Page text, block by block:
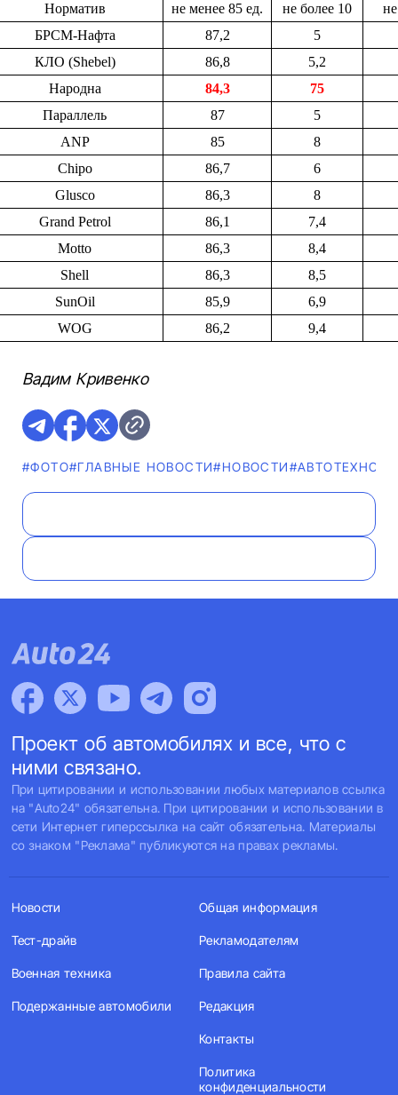
Норматив не менее 85 ед. не более 10
БРСМ-Нафта
87,2
5
КЛО (Shebel)
86,8
5,2
Народна
84,3 75
Параллель
87
5
ANP
85
8
Chipo
86,7
6
Glusco
86,3
8
Grand Petrol
86,1
7,4
Motto
86,3
8,4
Shell
86,3
8,5
SunOil
85,9
6,9
WOG
86,2 9,4
Вадим Кривенко
#ФОТО#ГЛАВНЫЕ НОВОСТИ#НОВОСТИ
Проект об автомобилях и все, что с
ними связано.
При цитировании и использовании любых материалов ссылка
на "Auto24" обязательна. При цитировании и использовании в
сети Интернет гиперссылка на сайт обязательна. Материалы
со знаком "Реклама" публикуются на правах рекламы.
Новости
Тест-драйв
Военная техника
Подержанные автомобили
Общая информация
Рекламодателям
Правила сайта
Редакция
Контакты
Политика
конфиденциальности